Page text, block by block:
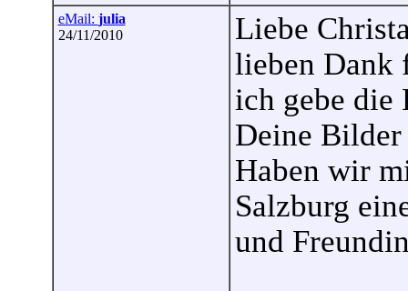
eMail: julia
24/11/2010
Liebe
lieben Dank
ich gebe die
Deine
Haben wir
Salzburg
und